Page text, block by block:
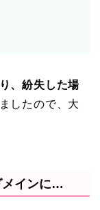
、紛失した場
したので、大
メインに…